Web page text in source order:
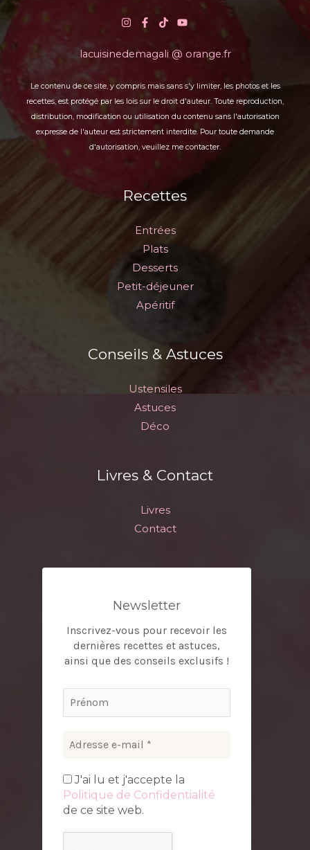
lacuisinedemagali @ orange.fr
Le contenu de ce site, y compris mais sans s'y limiter, les photos et les
recettes, est protégé par les lois sur le droit d'auteur. Toute reproduction,
distribution, modification ou utilisation du contenu sans l'autorisation
expresse de l'auteur est strictement interdite. Pour toute demande
d'autorisation, veuillez me contacter.
Recettes
Entrées
Plats
Desserts
Petit-déjeuner
Apéritif
Conseils & Astuces
Ustensiles
Astuces
Déco
Livres & Contact
Livres
Contact
Newsletter
Inscrivez-vous pour recevoir les
dernières recettes et astuces,
ainsi que des conseils exclusifs !
J'ai lu et j'accepte la
Politique de Confidentialité
de ce site web.